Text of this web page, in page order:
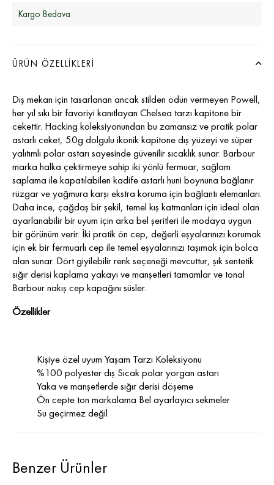
Kargo Bedava
ÜRÜN ÖZELLIKLERI
Dış mekan için tasarlanan ancak stilden ödün vermeyen Powell,
her yıl sıkı bir favoriyi kanıtlayan Chelsea tarzı kapitone bir
cekettir. Hacking koleksiyonundan bu zamansız ve pratik polar
astarlı ceket, 50g dolgulu ikonik kapitone dış yüzeyi ve süper
yalıtımlı polar astarı sayesinde güvenilir sıcaklık sunar. Barbour
marka halka çektirmeye sahip iki yönlü fermuar, sağlam
saplama ile kapatılabilen kadife astarlı huni boynuna bağlanır
rüzgar ve yağmura karşı ekstra koruma için bağlantı elemanları.
Daha ince, çağdaş bir şekil, temel kış katmanları için ideal olan
ayarlanabilir bir uyum için arka bel şeritleri ile modaya uygun
bir görünüm verir. İki pratik ön cep, değerli eşyalarınızı korumak
için ek bir fermuarlı cep ile temel eşyalarınızı taşımak için bolca
alan sunar. Dört giyilebilir renk seçeneği mevcuttur, şık sentetik
sığır derisi kaplama yakayı ve manşetleri tamamlar ve tonal
Barbour nakış cep kapağını süsler.
Özellikler
Kişiye özel uyum Yaşam Tarzı Koleksiyonu
%100 polyester dış Sıcak polar yorgan astarı
Yaka ve manşetlerde sığır derisi döşeme
Ön cepte ton markalama Bel ayarlayıcı sekmeler
Su geçirmez değil
Benzer Ürünler